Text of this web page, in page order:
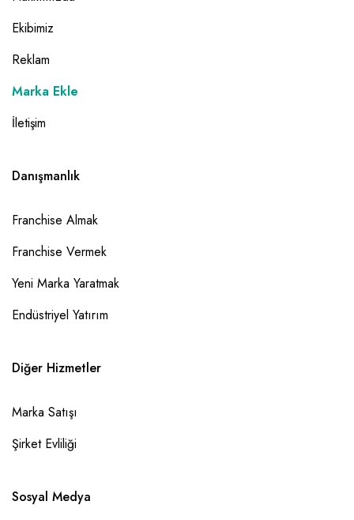
Ekibimiz
Reklam
Marka Ekle
İletişim
Danışmanlık
Franchise Almak
Franchise Vermek
Yeni Marka Yaratmak
Endüstriyel Yatırım
Diğer Hizmetler
Marka Satışı
Şirket Evliliği
Sosyal Medya